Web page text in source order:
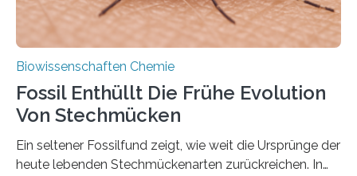
Biowissenschaften Chemie
Fossil Enthüllt Die Frühe Evolution
Von Stechmücken
Ein seltener Fossilfund zeigt, wie weit die Ursprünge der
heute lebenden Stechmückenarten zurückreichen. In